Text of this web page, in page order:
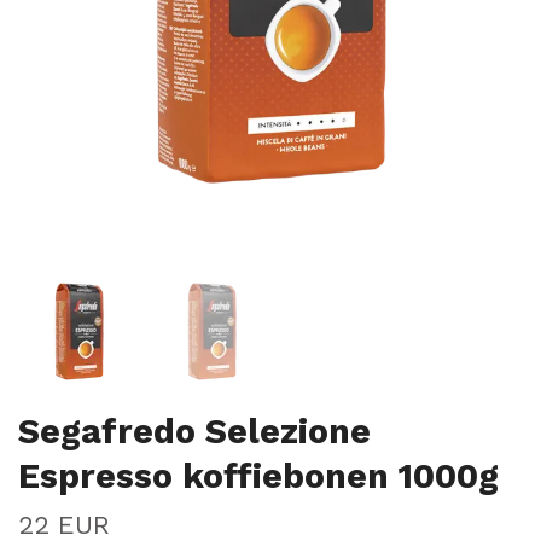
Segafredo Selezione
Espresso koffiebonen 1000g
22 EUR